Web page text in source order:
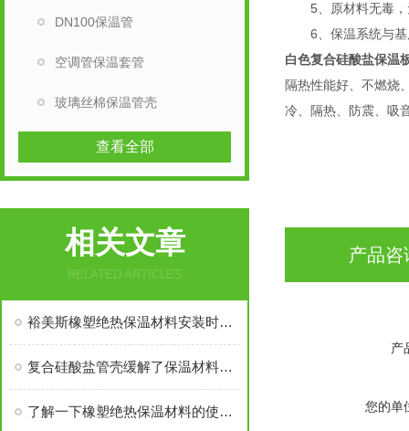
DN100保温管
空调管保温套管
玻璃丝棉保温管壳
查看全部
相关文章
RELATED ARTICLES
裕美斯橡塑绝热保温材料安装时需要注意的几点！
复合硅酸盐管壳缓解了保温材料的易破损现象
了解一下橡塑绝热保温材料的使用安装规则吧
5、原材料无毒，
6、保温系统与基
白色复合硅酸盐保温
隔热性能好、不燃烧
冷、隔热、防震、吸
产品咨
产
您的单